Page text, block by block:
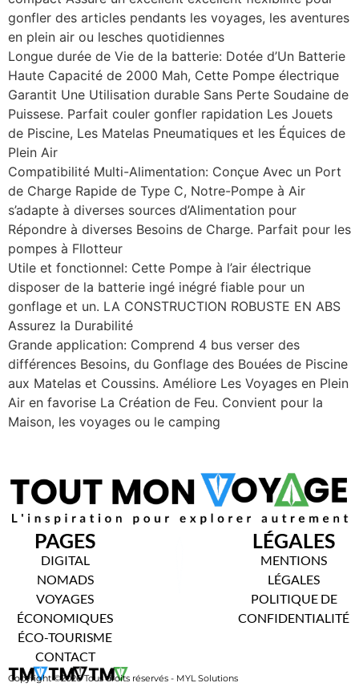
gonfler des articles pendants les voyages, les aventures
en plein air ou lesches quotidiennes
Longue durée de Vie de la batterie: Dotée d’Un Batterie
Haute Capacité de 2000 Mah, Cette Pompe électrique
Garantit Une Utilisation durable Sans Perte Soudaine de
Puissese. Parfait couler gonfler rapidation Les Jouets
de Piscine, Les Matelas Pneumatiques et les Équices de
Plein Air
Compatibilité Multi-Alimentation: Conçue Avec un Port
de Charge Rapide de Type C, Notre-Pompe à Air
s’adapte à diverses sources d’Alimentation pour
Répondre à diverses Besoins de Charge. Parfait pour les
pompes à Fllotteur
Utile et fonctionnel: Cette Pompe à l’air électrique
disposer de la batterie ingé inégré fiable pour un
gonflage et un. LA CONSTRUCTION ROBUSTE EN ABS
Assurez la Durabilité
Grande application: Comprend 4 bus verser des
différences Besoins, du Gonflage des Bouées de Piscine
aux Matelas et Coussins. Améliore Les Voyages en Plein
Air en favorise La Création de Feu. Convient pour la
Maison, les voyages ou le camping
PAGES
DIGITAL
NOMADS
VOYAGES
ÉCONOMIQUES
ÉCO-TOURISME
CONTACT
LÉGALES
MENTIONS
LÉGALES
POLITIQUE DE
CONFIDENTIALITÉ
Copyright ©2026 Tous droits réservés - MYL Solutions